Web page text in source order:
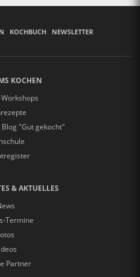
KOCHBUCH NEWSLETTER
KOCHEN
Blog "Gut gekocht"
& AKTUELLES
Termine
Partner